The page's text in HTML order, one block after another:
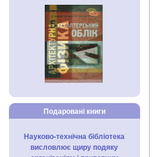
Подаровані книги
Науково-технічна бібліотека
висловлює щиру подяку